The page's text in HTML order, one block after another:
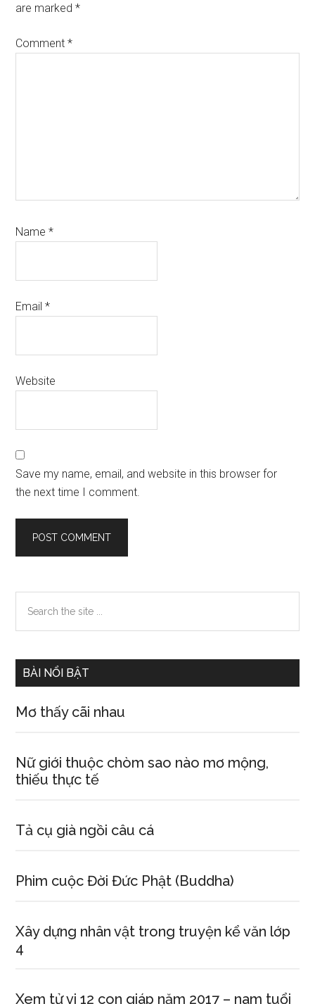
are marked*
Comment*
Name*
Email*
Website
Save my name, email, and website in this browser for
the next time I comment.
Primary
Sidebar
the
BÀI NỔI BẬT
Mơ thấy cãi nhau
Nữ giới thuộc chòm sao nào mơ mộng,
thiếu thực tế
Tả cụ già ngồi câu cá
Phim cuộc Đời Đức Phật (Buddha)
Xây dựng nhân vật trong truyện kể văn lớp
4
Xem tử vi 12 con giáp năm 2017 – nam tuổi